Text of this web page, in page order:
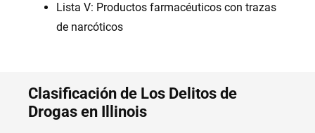
Lista V: Productos farmacéuticos con trazas
de narcóticos
Clasificación de Los Delitos de
Drogas en Illinois